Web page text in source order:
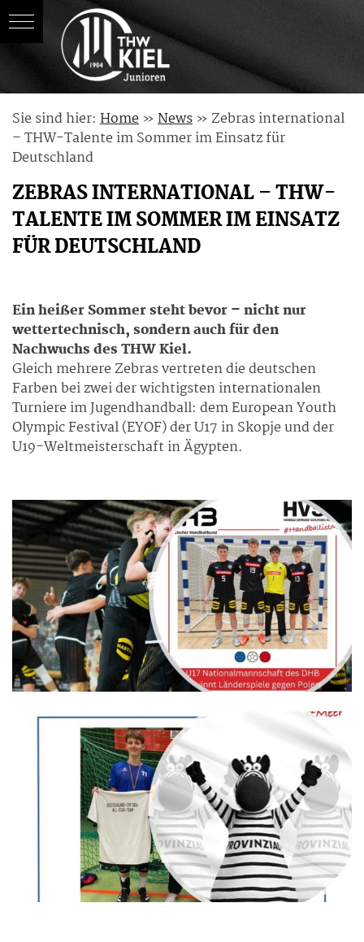
content
Sie sind hier: Home » News » Zebras international
– THW-Talente im Sommer im Einsatz für
Deutschland
ZEBRAS INTERNATIONAL – THW-
TALENTE IM SOMMER IM EINSATZ
FÜR DEUTSCHLAND
Ein heißer Sommer steht bevor – nicht nur
wettertechnisch, sondern auch für den
Nachwuchs des THW Kiel.
Gleich mehrere Zebras vertreten die deutschen
Farben bei zwei der wichtigsten internationalen
Turniere im Jugendhandball: dem European Youth
Olympic Festival (EYOF) der U17 in Skopje und der
U19-Weltmeisterschaft in Ägypten.